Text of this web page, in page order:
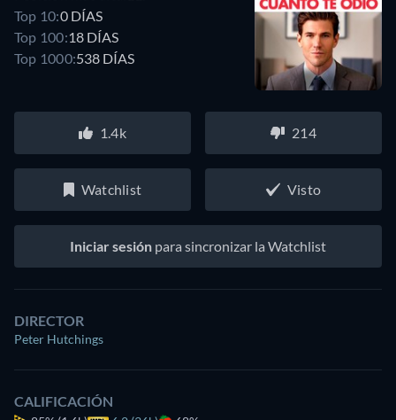
Top 10:0 DÍAS
Top 100:18 DÍAS
Top 1000:538 DÍAS
1.4k 214
Watchlist Visto
Iniciar sesión para sincronizar la Watchlist
DIRECTOR
Peter Hutchings
CALIFICACIÓN